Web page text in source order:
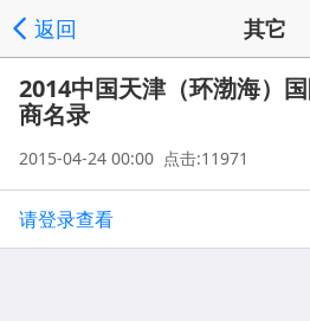
返回 其它
2014中国天津（环渤海）
商名录
2015-04-24 00:00 点击:11971
请登录查看